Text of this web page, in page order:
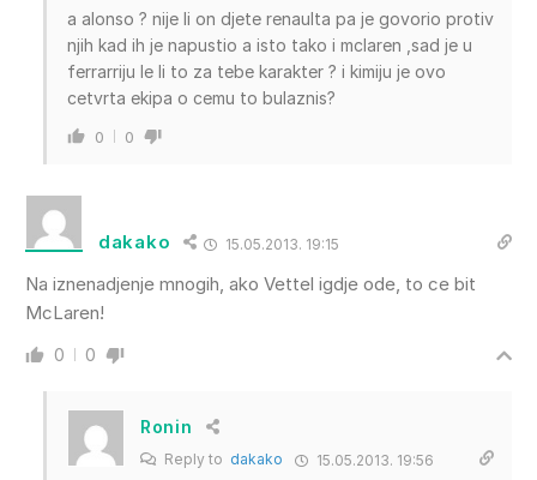
a alonso ? nije li on djete renaulta pa je govorio protiv
njih kad ih je napustio a isto tako i mclaren ,sad je u
ferrarriju le li to za tebe karakter ? i kimiju je ovo
cetvrta ekipa o cemu to bulaznis?
0 0
dakako 15.05.2013. 19:15
Na iznenadjenje mnogih, ako Vettel igdje ode, to ce bit
McLaren!
0 0
Ronin
Reply to dakako 15.05.2013. 19:56